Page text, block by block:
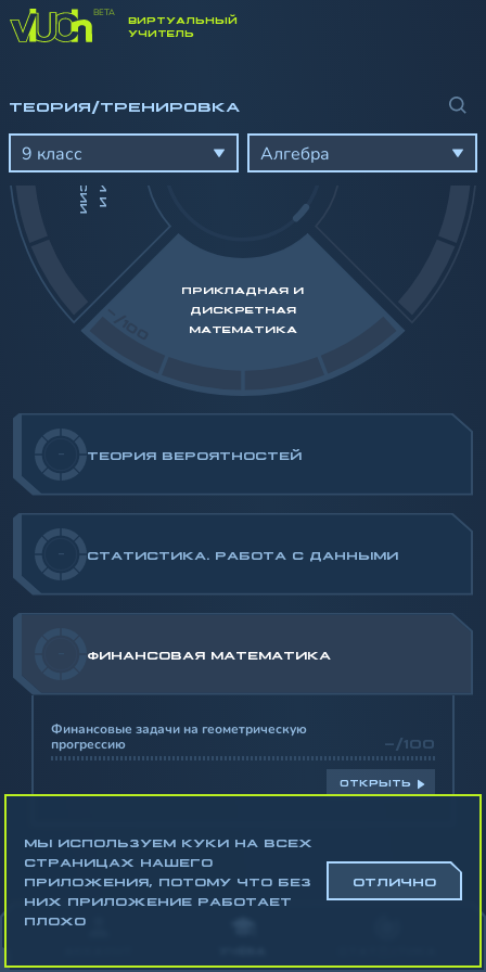
ВИРТУАЛЬНЫЙ
УЧИТЕЛЬ
9 класс Алгебра
ТЕОРИЯ/ТРЕНИРОВКА
-/100
ПРИКЛАДНАЯ И
ДИСКРЕТНАЯ
МАТЕМАТИКА
Ф
У
Н
К
Ц
И
И
И
ПР
О
Г
Р
Е
С
С
И
И
- ТЕОРИЯ ВЕРОЯТНОСТЕЙ
- СТАТИСТИКА. РАБОТА С ДАННЫМИ
ФИНАНСОВАЯ МАТЕМАТИКА
Финансовые задачи на геометрическую
прогрессию
-/100
ОТКРЫТЬ
Математика
Геометрия
МЫ ИСПОЛЬЗУЕМ КУКИ НА ВСЕХ
СТРАНИЦАХ НАШЕГО
ПРИЛОЖЕНИЯ, ПОТОМУ ЧТО БЕЗ
НИХ ПРИЛОЖЕНИЕ РАБОТАЕТ
ПЛОХО
ОТЛИЧНО